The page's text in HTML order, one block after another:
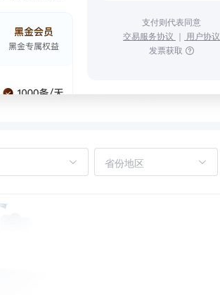
支付则代表同意
交易服务协议 ｜ 用户协议
发票获取
省份地区